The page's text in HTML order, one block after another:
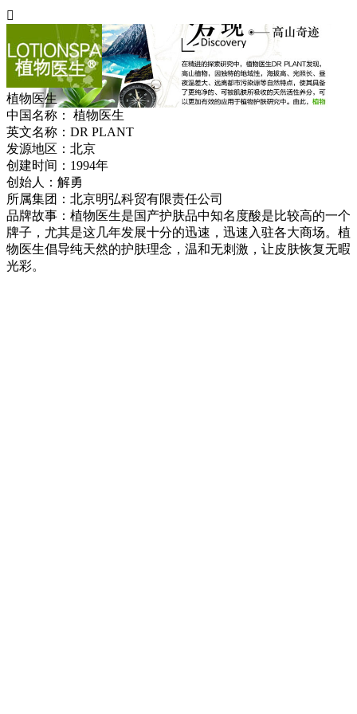

植物医生
中国名称： 植物医生
英文名称： DR PLANT
发源地区： 北京
创建时间： 1994年
创始人： 解勇
所属集团： 北京明弘科贸有限责任公司
品牌故事： 植物医生是国产护肤品中知名度酸是比较高的一个
牌子，尤其是这几年发展十分的迅速，迅速入驻各大商场。植
物医生倡导纯天然的护肤理念，温和无刺激，让皮肤恢复无暇
光彩。